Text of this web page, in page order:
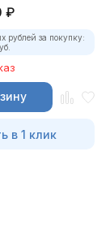
₽
рублей за покупку:
в 1 клик